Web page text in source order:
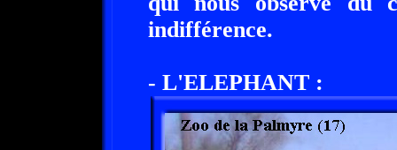
indifférence.
- L'ELEPHANT :